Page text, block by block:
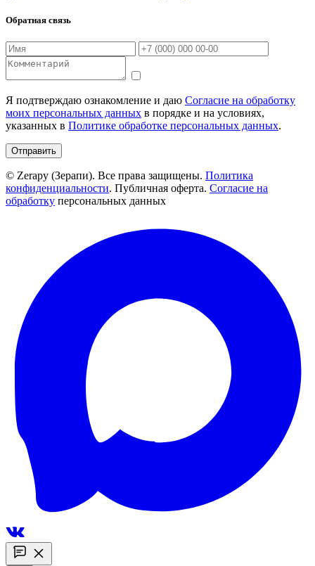
Обратная связь
Я подтверждаю ознакомление и даю Согласие на обработку
моих персональных данных в порядке и на условиях,
указанных в Политике обработке персональных данных.
Отправить
© Zerapy (Зерапи). Все права защищены. Политика
конфиденциальности. Публичная оферта. Согласие на
обработку персональных данных